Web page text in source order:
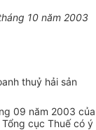
10 năm 2003
thuỷ hải sản
09 năm 2003 của
cục Thuế có ý